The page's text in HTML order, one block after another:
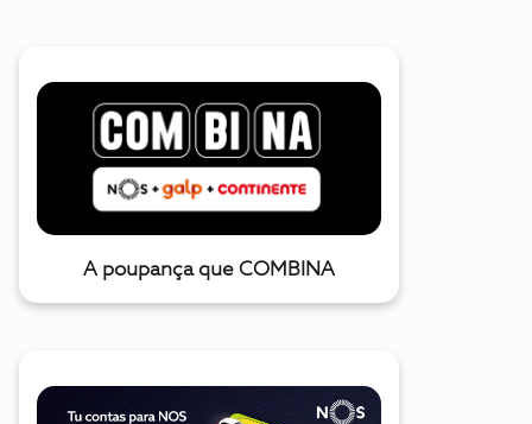
A poupança que COMBINA